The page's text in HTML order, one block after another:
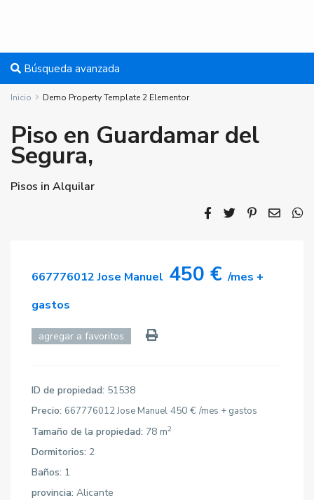
Búsqueda avanzada
Inicio Demo Property Template 2 Elementor
Piso en Guardamar del
Segura,
Pisos in Alquilar
667776012 Jose Manuel 450 €/mes +
gastos
agregar a favoritos
ID de propiedad: 51538
Precio: 667776012 Jose Manuel 450 € /mes + gastos
Tamaño de la propiedad: 78 m2
Dormitorios: 2
Baños: 1
provincia: Alicante